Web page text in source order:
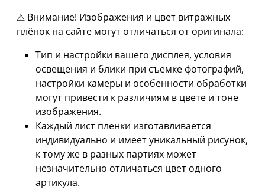
⚠ Внимание! Изображения и цвет витражных
плёнок на сайте могут отличаться от оригинала:
Тип и настройки вашего дисплея, условия
освещения и блики при съемке фотографий,
настройки камеры и особенности обработки
могут привести к различиям в цвете и тоне
изображения.
Каждый лист пленки изготавливается
индивидуально и имеет уникальный рисунок,
к тому же в разных партиях может
незначительно отличаться цвет одного
артикула.